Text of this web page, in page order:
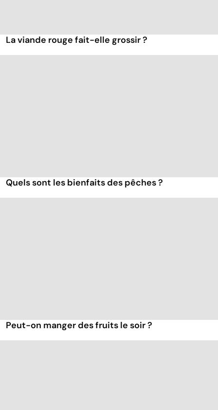
La viande rouge fait-elle grossir ?
Quels sont les bienfaits des pêches ?
Peut-on manger des fruits le soir ?